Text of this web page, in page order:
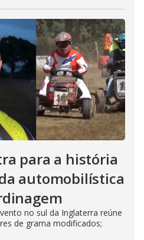
para a história
automobilística
no sul da Inglaterra reúne
de grama modificados;